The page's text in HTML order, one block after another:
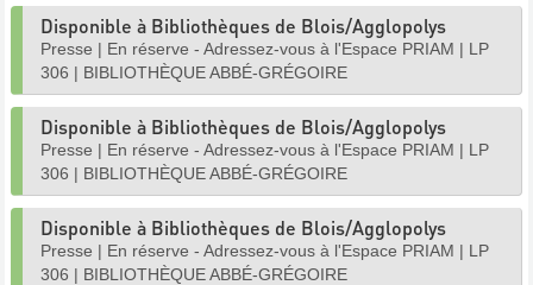
Disponible à Bibliothèques de Blois/Agglopolys
Presse | En réserve - Adressez-vous à l'Espace PRIAM | LP
306 | BIBLIOTHÈQUE ABBÉ-GRÉGOIRE
Disponible à Bibliothèques de Blois/Agglopolys
Presse | En réserve - Adressez-vous à l'Espace PRIAM | LP
306 | BIBLIOTHÈQUE ABBÉ-GRÉGOIRE
Disponible à Bibliothèques de Blois/Agglopolys
Presse | En réserve - Adressez-vous à l'Espace PRIAM | LP
306 | BIBLIOTHÈQUE ABBÉ-GRÉGOIRE